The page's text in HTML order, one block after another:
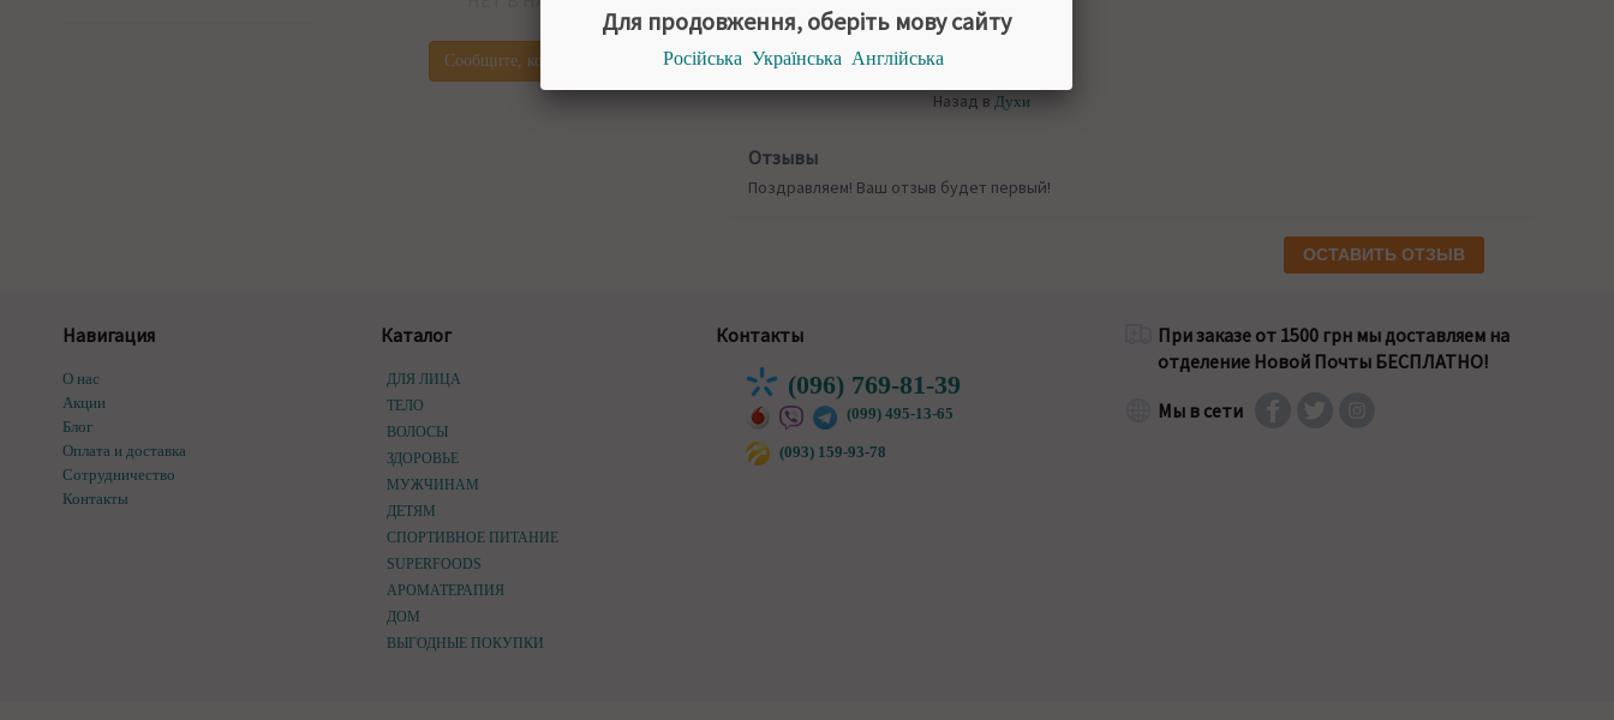
Сообщите, когда появится
Назад в Духи
Отзывы
Поздравляем! Ваш отзыв будет первый!
ОСТАВИТЬ ОТЗЫВ
Навигация
О нас
Акции
Блог
Оплата и доставка
Сотрудничество
Контакты
Каталог
ДЛЯ ЛИЦА
ТЕЛО
ВОЛОСЫ
ЗДОРОВЬЕ
МУЖЧИНАМ
ДЕТЯМ
СПОРТИВНОЕ ПИТАНИЕ
SUPERFOODS
АРОМАТЕРАПИЯ
ДОМ
ВЫГОДНЫЕ ПОКУПКИ
Контакты
(096) 769-81-39
(099) 495-13-65
(093) 159-93-78
При заказе от 1500 грн мы доставляем на
отделение Новой Почты БЕСПЛАТНО!
Мы в сети
Для продовження, оберіть мову сайту
Російська Українська Англійська